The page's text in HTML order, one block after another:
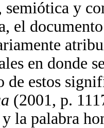
semiótica y
el
en donde
de estos
(2001, p.
la palabra